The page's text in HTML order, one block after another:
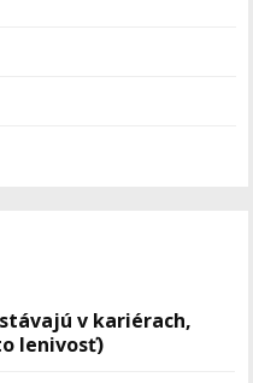
v kariérach,
lenivosť)